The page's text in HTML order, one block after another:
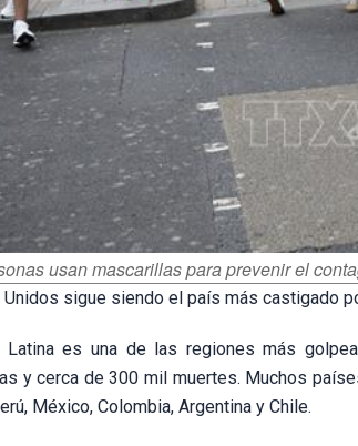
usan mascarillas para prevenir el
Unidos sigue siendo el país más castigado
Latina es una de las regiones más
y cerca de 300 mil muertes. Muchos
México, Colombia, Argentina y Chile.